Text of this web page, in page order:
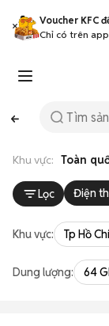
Voucher KFC
Chỉ có trên
Khu vực: Toàn
Lọc Điện
Khu vực: Tp Hồ
Dung lượng: 64